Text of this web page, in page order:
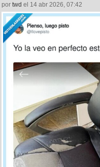
por twd el 14 abr 2026, 07:42